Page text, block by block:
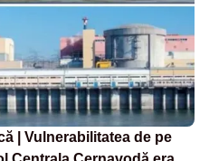
| Vulnerabilitatea de pe